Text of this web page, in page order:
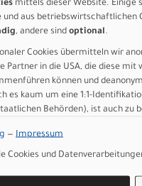
verfügbar - Jetzt anfragen!
MwSt. zzgl.Versandkosten für
mittels dieser Website. Einige
und aus betriebswirtschaftlichen
, andere sind optional.
Cookies übermitteln wir
Partner in die USA, die diese mit
können und
es kaum um eine 1:1-
Behörden), ist auch zu
Europäischen Union.
— Impressum
Cookies und